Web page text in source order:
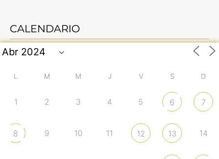
CALENDARIO
L M M J V S D
1 2 3 4 5 6 7
8 9 10 11 12 13 14